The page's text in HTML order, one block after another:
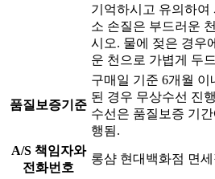
기억하시고 유의하여
소 손질은 부드러운
시오. 물에 젖은 경우
운 천으로 가볍게 두
품질보증기준
구매일 기준 6개월
된 경우 무상수선 진
수선은 품질보증 기
행됨.
A/S 책임자와
전화번호
롱샴 현대백화점 면세